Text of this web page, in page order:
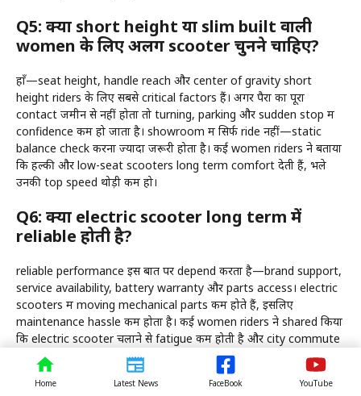
Q5: क्या short height या slim built वाली
women के लिए अलग scooter चुनने चाहिए?
हाँ—seat height, handle reach और center of gravity short
height riders के लिए सबसे critical factors हैं। अगर पैरों का पूरा
contact जमीन से नहीं होता तो turning, parking और sudden stop में
confidence कम हो जाता है। showroom में सिर्फ ride नहीं—static
balance check करना ज्यादा जरूरी होता है। कई women riders ने बताया
कि हल्की और low-seat scooters long term comfort देती हैं, भले
उनकी top speed थोड़ी कम हो।
Q6: क्या electric scooter long term में
reliable होती है?
reliable performance इस बात पर depend करता है—brand support,
service availability, battery warranty और parts access। electric
scooters में moving mechanical parts कम होते हैं, इसलिए
maintenance hassle कम होता है। कई women riders ने shared किया
कि electric scooter चलाने से fatigue कम होती है और city commute
ज्यादा manageable लगता है। अगर daily route smooth roads वाला
है, तो long term experience और अच्छा मिलता है। reliability judge
करने का सबसे अच्छा तरीका है—local service support check करना।
Home Latest News FaceBook YouTube